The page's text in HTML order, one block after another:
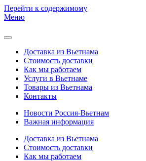
Перейти к содержимому
Меню
Доставка из Вьетнама
Стоимость доставки
Как мы работаем
Услуги в Вьетнаме
Товары из Вьетнама
Контакты
Новости Россия-Вьетнам
Важная информация
Доставка из Вьетнама
Стоимость доставки
Как мы работаем